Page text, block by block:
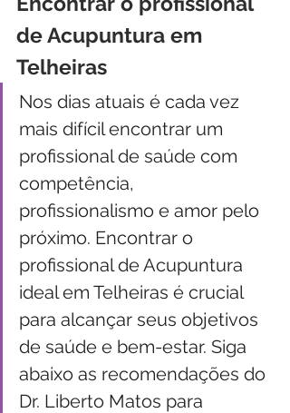
de Acupuntura em
Telheiras
Nos dias atuais é cada vez
mais difícil encontrar um
profissional de saúde com
competência,
profissionalismo e amor pelo
próximo. Encontrar o
profissional de Acupuntura
ideal em Telheiras é crucial
para alcançar seus objetivos
de saúde e bem-estar. Siga
abaixo as recomendações do
Dr. Liberto Matos para